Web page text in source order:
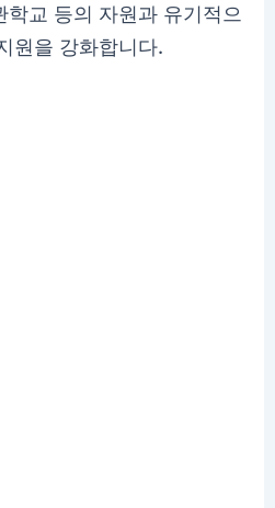
교 등의 자원과 유기적으
원을 강화합니다.